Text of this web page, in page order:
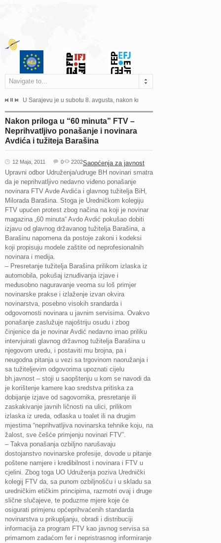
Navigate to...
na zahtjeve za pristup informacijama u zakonskom...
U Sarajevu je u subotu 8. avgusta, nakon kraće bolesti, preminuo
Nakon priloga u “60 minuta” FTV –
Neprihvatljivo ponašanje i novinara
Avdića i tužiteja Barašina
12 Maja, 2011 Saopćenja za javnost
0 2202
Upravni odbor Udruženja/udruge BH novinari smatra
da je neprihvatljivo nedavno viđeno ponašanje
novinara FTV Avde Avdića i glavnog tužitelja BiH,
Milorada Barašina. Stoga je Uredničkom kolegiju
FTV upućen protest zbog načina na koji je novinar
magazina „60 minuta“ Avdo Avdić pokušao dobiti
izjavu od glavnog državanog tužitelja Barašina, a
Barašinu napomena da postoje zakoni i kodeksi
koji propisuju modele zaštite od neprofesionalnih
novinara i medija.
– Presretanje tužitelja Barašina prilikom izlaska iz
automobila, pokušaj iznuđivanja izjave i
međusobno naguravanje veoma su loš primjer
novinarske prakse i izlaženje izvan okvira
novinarstva, posebno visokih srandarda i
odgovornosti novinara u javnim servisima. Ovakvo
ponašanje zaslužuje najoštriju osudu i zbog
činjenice da je novinar Avdić nedavno imao priliku
intervjuirati glavnog državnog tužitelja Barašina u
njegovom uredu, i postaviti mu brojna, pa i
neugodna pitanja u vezi sa trgovinom naoružanja i
sa tužiteljevim odgovorima upoznati cijelu
bh.javnost – stoji u saopštenju u kom se navodi da
je korištenje kamere kao sredstva pritiska za
dobijanje izjave od sagovornika, presretanje ili
zaskakivanje javnih ličnosti na ulici, prilikom
izlaska iz ureda, odlaska u toalet ili na drugim
mjestima “neprihvatljiva novinarska tehnike koju, na
žalost, sve češće primjenju novinari FTV”.
– Takva ponašanja ozbiljno narušavaju
dostojanstvo novinarske profesije, dovode u pitanje
poštene namjere i kredibilnost i novinara i FTV u
cjelini. Zbog toga UO Udruženja poziva Urednički
kolegij FTV da, sa punom ozbiljnošću i u skladu sa
uredničkim etičkim principima, razmotri ovaj i druge
slične slučajeve, te poduzme mjere koje će
osigurati primjenu općeprihvaćenih standarda
novinarstva u prikupljanju, obradi i distribuciji
informacija za program FTV kao javnog servisa sa
primarnom zadaćom fer i nepristrasnog informiranje